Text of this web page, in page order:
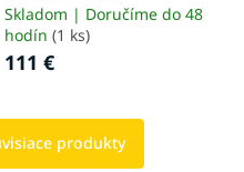
Skladom | Doručíme do 48
hodín (1 ks)
111 €
produkty